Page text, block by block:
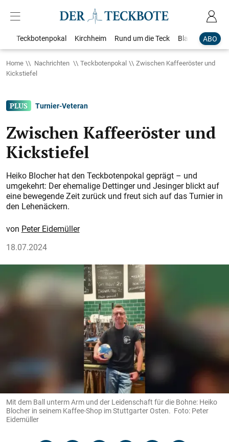
ABO
Teckbotenpokal Kirchheim Rund um die Teck Blaulicht
Home Nachrichten Teckbotenpokal
Zwischen Kaffeeröster und
Kickstiefel
Turnier-Veteran
Zwischen Kaffeeröster und
Kickstiefel
Heiko Blocher hat den Teckbotenpokal geprägt – und
umgekehrt: Der ehemalige Dettinger und Jesinger blickt auf
eine bewegende Zeit zurück und freut sich auf das Turnier in
den Lehenäckern.
Peter Eidemüller
18.07.2024
Mit dem Ball unterm Arm und der Leidenschaft für die Bohne: Heiko
Blocher in seinem Kaffee-Shop im Stuttgarter Osten. Foto: Peter
Eidemüller